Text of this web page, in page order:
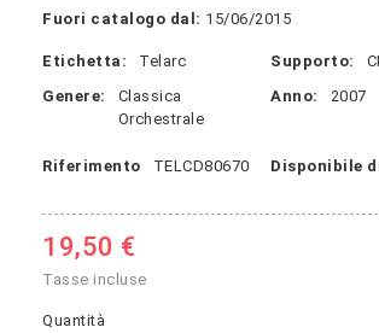
Fuori catalogo dal: 15/06/2015
Etichetta: Telarc Supporto:
Genere:
Classica
Orchestrale
Anno: 2007
Riferimento TELCD80670 Disponibile
19,50 €
Tasse incluse
Quantità